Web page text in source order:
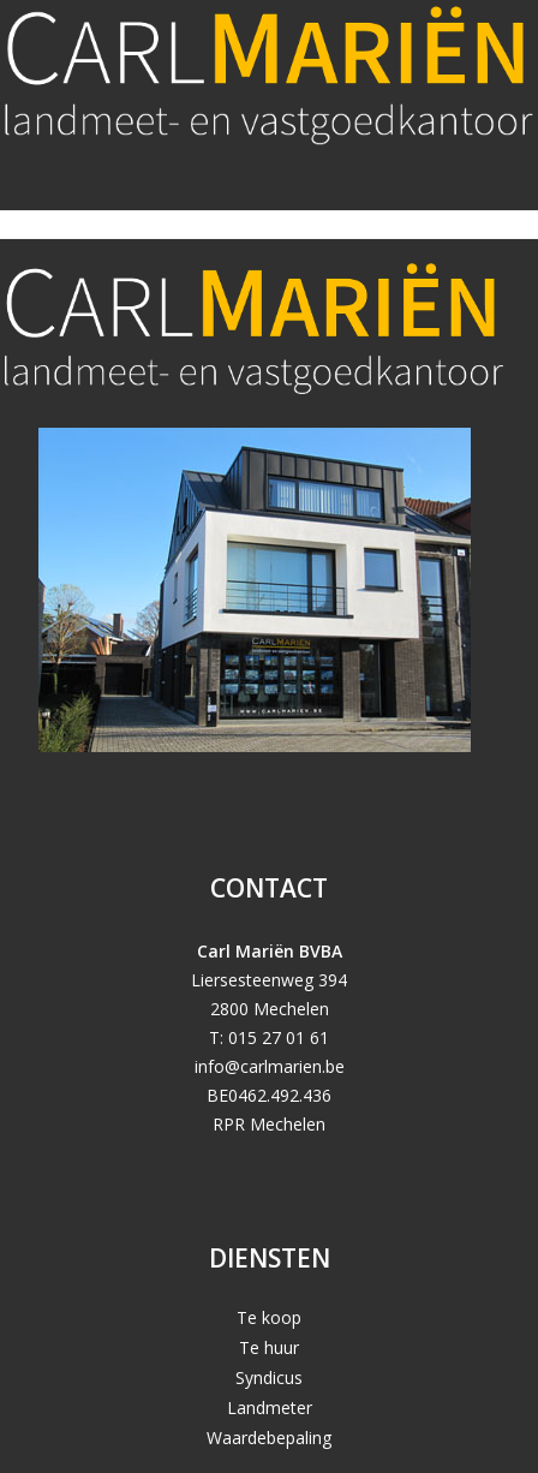
CONTACT
Carl Mariën BVBA
Liersesteenweg 394
2800 Mechelen
T: 015 27 01 61
info@carlmarien.be
BE0462.492.436
RPR Mechelen
DIENSTEN
Te koop
Te huur
Syndicus
Landmeter
Waardebepaling